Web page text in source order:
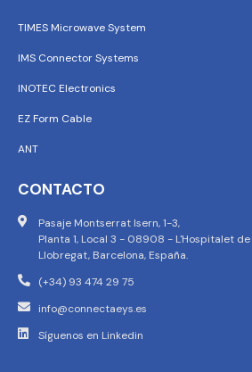
TIMES Microwave System
IMS Connector Systems
INOTEC Electronics
EZ Form Cable
ANT
CONTACTO
Pasaje Montserrat Isern, 1-3,
Planta 1, Local 3 - 08908 - L'Hospitalet de
Llobregat, Barcelona, España.
(+34) 93 474 29 75
info@connectaeys.es
Síguenos en Linkedin